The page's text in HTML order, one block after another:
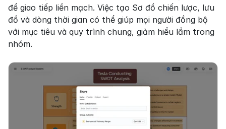
để giao tiếp liền mạch. Việc tạo Sơ đồ chiến lược, lưu
đồ và dòng thời gian có thể giúp mọi người đồng bộ
với mục tiêu và quy trình chung, giảm hiểu lầm trong
nhóm.